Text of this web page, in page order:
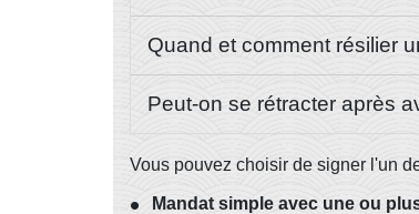
Quand et comment résilier
Peut-on se rétracter après
Vous pouvez choisir de signer l'un
Mandat simple avec une ou